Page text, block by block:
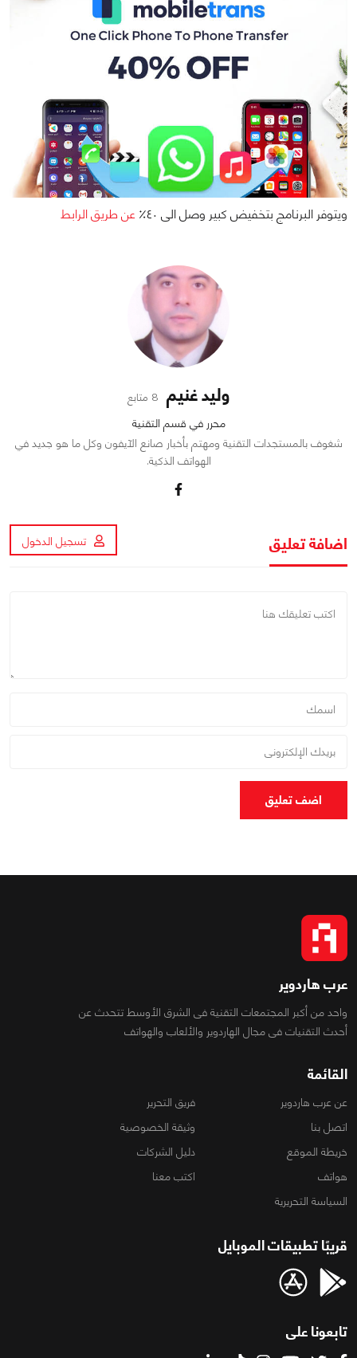
ويتوفر البرنامج بتخفيض كبير وصل الى ٤٠٪؜ عن طريق الرابط
وليد غنيم 8 متابع
محرر في قسم التقنية
شغوف بالمستجدات التقنية ومهتم بأخبار صانع الآيفون وكل ما هو جديد في
الهواتف الذكية.
اضافة تعليق تسجيل الدخول
اضف تعليق
عرب هاردوير
واحد من أكبر المجتمعات التقنية فى الشرق الأوسط تتحدث عن
أحدث التقنيات فى مجال الهاردوير والألعاب والهواتف
القائمة
عن عرب هاردوير
فريق التحرير
اتصل بنا
وثيقة الخصوصية
خريطة الموقع
دليل الشركات
هواتف
اكتب معنا
السياسة التحريرية
قريبًا تطبيقات الموبايل
تابعونا على